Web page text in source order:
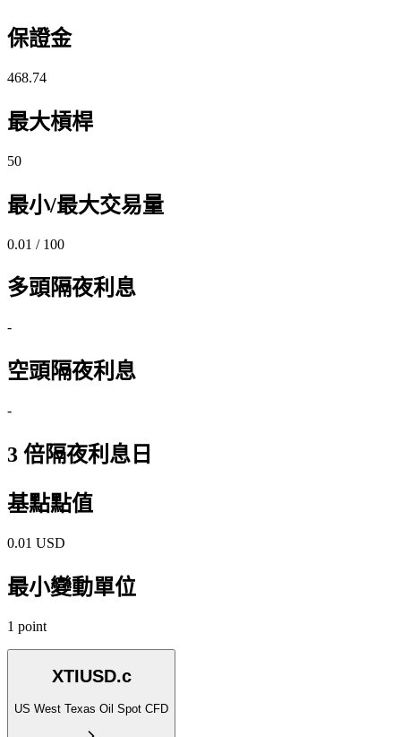
保證金
468.74
最大槓桿
50
最小/最大交易量
0.01 / 100
多頭隔夜利息
-
空頭隔夜利息
-
3 倍隔夜利息日
基點點值
0.01 USD
最小變動單位
1 point
XTIUSD.c
US West Texas Oil Spot CFD